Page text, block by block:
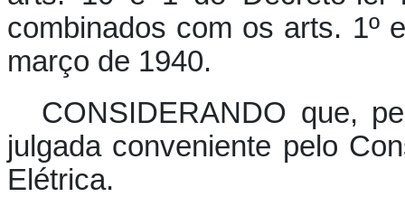
combinados com os arts. 1º
março de 1940.
CONSIDERANDO que,
julgada conveniente pelo
Elétrica.